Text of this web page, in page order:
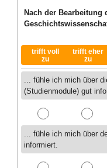
Nach der Bearbeitung
trifft voll
zu
trifft eher
zu
... fühle ich mich über
(Studienmodule) gut
... fühle ich mich über
informiert.